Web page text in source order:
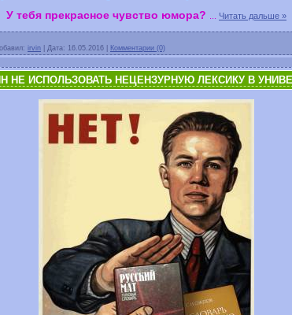
У тебя прекрасное чувство юмора? Читать дальше »
irvin Дата: 16.05.2016 Комментарии (0)
НЕ ИСПОЛЬЗОВАТЬ НЕЦЕНЗУРНУЮ ЛЕКСИКУ В